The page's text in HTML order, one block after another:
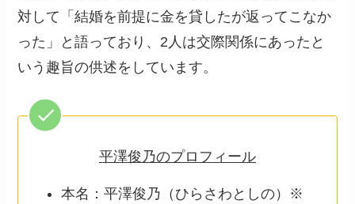
対して「結婚を前提に金を貸したが返ってこなか
った」と語っており、2人は交際関係にあったと
いう趣旨の供述をしています。
平澤俊乃のプロフィール
本名：平澤俊乃（ひらさわとしの）※